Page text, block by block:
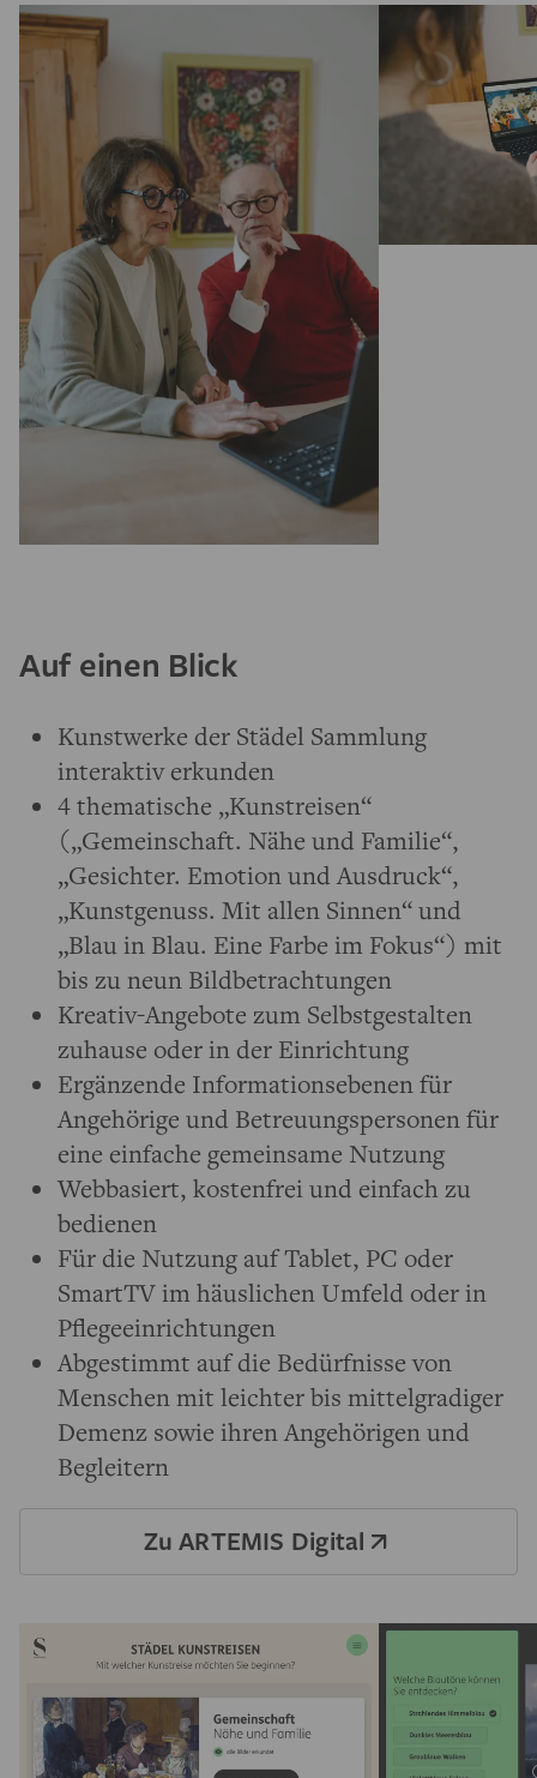
Auf einen Blick
Kunstwerke der Städel Sammlung
interaktiv erkunden
4 thematische „Kunstreisen“
(„Gemeinschaft. Nähe und Familie“,
„Gesichter. Emotion und Ausdruck“,
„Kunstgenuss. Mit allen Sinnen“ und
„Blau in Blau. Eine Farbe im Fokus“) mit
bis zu neun Bildbetrachtungen
Kreativ-Angebote zum Selbstgestalten
zuhause oder in der Einrichtung
Ergänzende Informationsebenen für
Angehörige und Betreuungspersonen für
eine einfache gemeinsame Nutzung
Webbasiert, kostenfrei und einfach zu
bedienen
Für die Nutzung auf Tablet, PC oder
SmartTV im häuslichen Umfeld oder in
Pflegeeinrichtungen
Abgestimmt auf die Bedürfnisse von
Menschen mit leichter bis mittelgradiger
Demenz sowie ihren Angehörigen und
Begleitern
Zu ARTEMIS Digital